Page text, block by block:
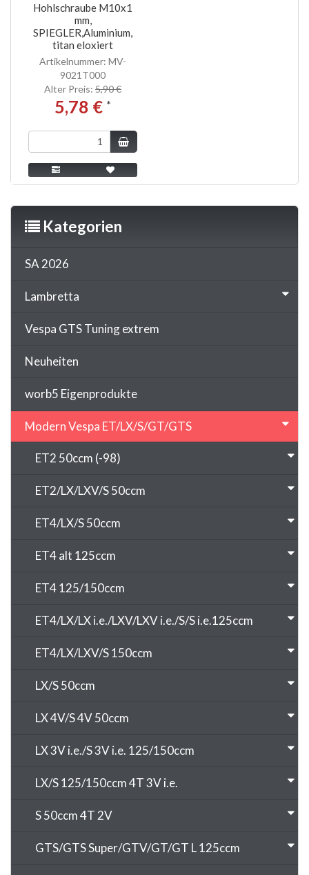
Hohlschraube M10x1
mm,
SPIEGLER,Aluminium,
titan eloxiert
Artikelnummer: MV-
9021T000
Alter Preis: 5,90 €
5,78 € *
Kategorien
SA 2026
Lambretta
Vespa GTS Tuning extrem
Neuheiten
worb5 Eigenprodukte
Modern Vespa ET/LX/S/GT/GTS
ET2 50ccm (-98)
ET2/LX/LXV/S 50ccm
ET4/LX/S 50ccm
ET4 alt 125ccm
ET4 125/150ccm
ET4/LX/LX i.e./LXV/LXV i.e./S/S i.e.125ccm
ET4/LX/LXV/S 150ccm
LX/S 50ccm
LX 4V/S 4V 50ccm
LX 3V i.e./S 3V i.e. 125/150ccm
LX/S 125/150ccm 4T 3V i.e.
S 50ccm 4T 2V
GTS/GTS Super/GTV/GT/GT L 125ccm